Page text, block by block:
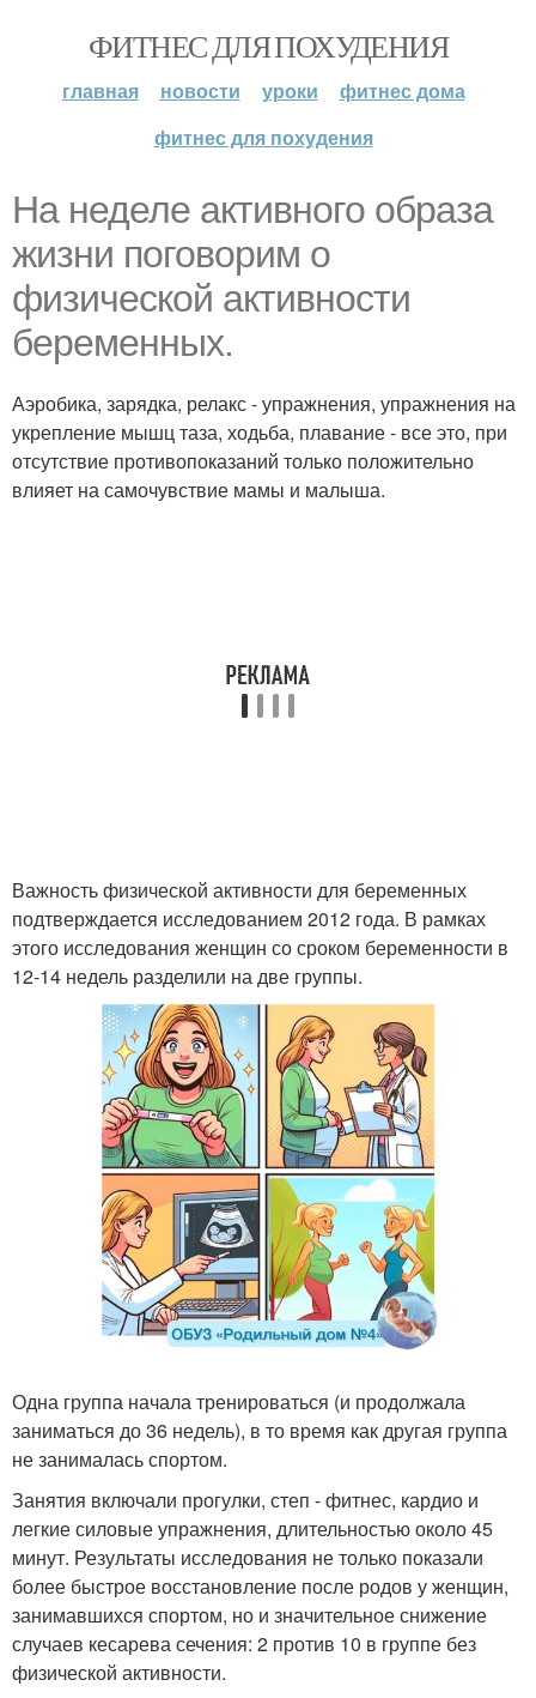
ФИТНЕС ДЛЯ ПОХУДЕНИЯ
главная новости уроки
фитнес дома
фитнес для похудения
На неделе активного образа
жизни поговорим о
физической активности
беременных.
Аэробика, зарядка, релакс - упражнения, упражнения на
укрепление мышц таза, ходьба, плавание - все это, при
отсутствие противопоказаний только положительно
влияет на самочувствие мамы и малыша.
Важность физической активности для беременных
подтверждается исследованием 2012 года. В рамках
этого исследования женщин со сроком беременности в
12-14 недель разделили на две группы.
Одна группа начала тренироваться (и продолжала
заниматься до 36 недель), в то время как другая группа
не занималась спортом.
Занятия включали прогулки, степ - фитнес, кардио и
легкие силовые упражнения, длительностью около 45
минут. Результаты исследования не только показали
более быстрое восстановление после родов у женщин,
занимавшихся спортом, но и значительное снижение
случаев кесарева сечения: 2 против 10 в группе без
физической активности.